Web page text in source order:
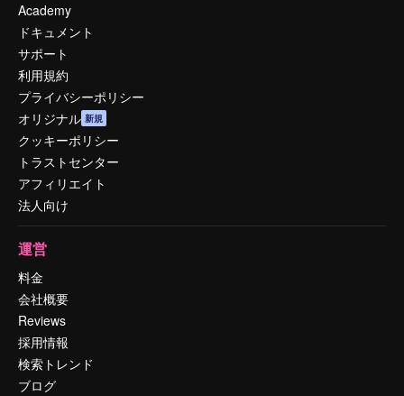
Academy
ドキュメント
サポート
利用規約
プライバシーポリシー
オリジナル 新規
クッキーポリシー
トラストセンター
アフィリエイト
法人向け
運営
料金
会社概要
Reviews
採用情報
検索トレンド
ブログ